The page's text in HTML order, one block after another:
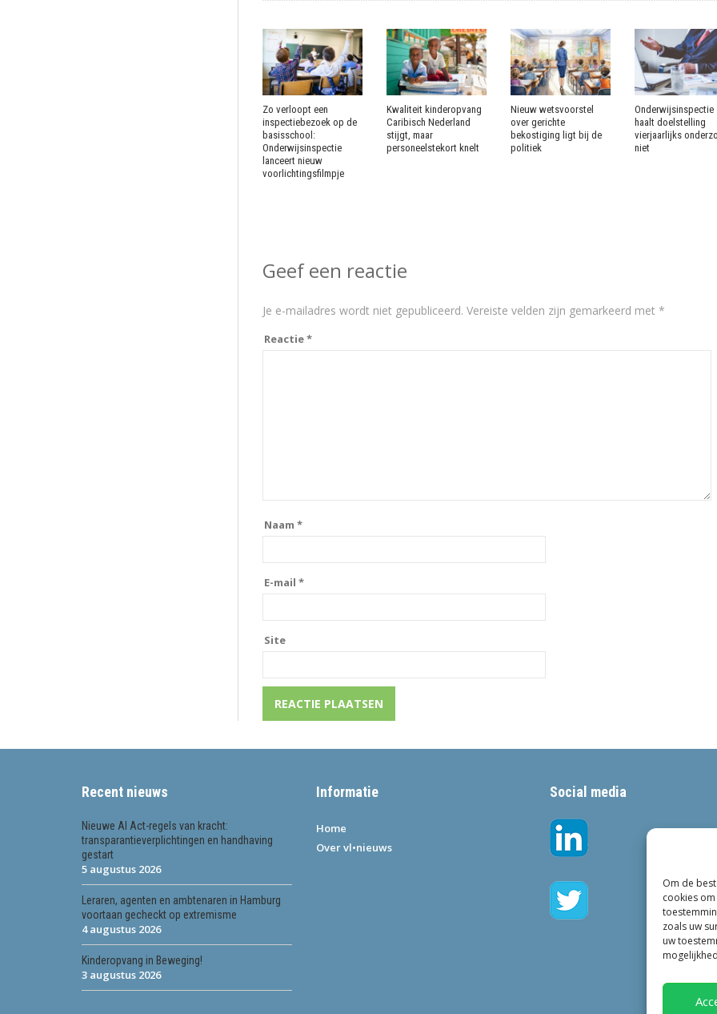
Om de
cookies
zoals uw
uw
Zo verloopt een
inspectiebezoek op de
basisschool:
Onderwijsinspectie
lanceert nieuw
voorlichtingsfilmpje
Kwaliteit kinderopvang
Caribisch Nederland
stijgt, maar
personeelstekort knelt
Nieuw wetsvoorstel
over gerichte
bekostiging ligt bij de
politiek
Onderwijsinspectie
haalt doelstelling
vierjaarlijks
niet
Geef een reactie
Je e-mailadres wordt niet gepubliceerd. Vereiste velden zijn gemarkeerd met *
Reactie*
Naam *
E-mail *
Site
Recent nieuws
Nieuwe AI Act-regels van kracht:
transparantieverplichtingen en handhaving
gestart
5 augustus 2026
Leraren, agenten en ambtenaren in Hamburg
voortaan gecheckt op extremisme
4 augustus 2026
Kinderopvang in Beweging!
3 augustus 2026
Informatie
Home
Over vl•nieuws
Social media